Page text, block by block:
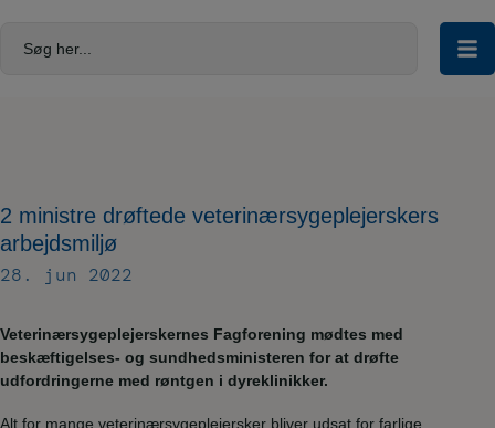
indholdet
Søg her...
2 ministre drøftede veterinærsygeplejerskers
arbejdsmiljø
28. jun 2022
Veterinærsygeplejerskernes Fagforening mødtes med
beskæftigelses- og sundhedsministeren for at drøfte
udfordringerne med røntgen i dyreklinikker.
Alt for mange veterinærsygeplejersker bliver udsat for farlige